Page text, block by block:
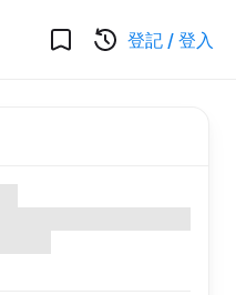
登記 / 登入